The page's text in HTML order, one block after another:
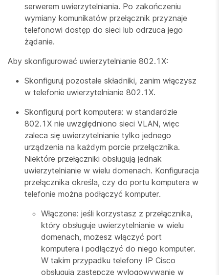
serwerem uwierzytelniania. Po zakończeniu
wymiany komunikatów przełącznik przyznaje
telefonowi dostęp do sieci lub odrzuca jego
żądanie.
Aby skonfigurować uwierzytelnianie 802.1X:
Skonfiguruj pozostałe składniki, zanim włączysz
w telefonie uwierzytelnianie 802.1X.
Skonfiguruj port komputera: w standardzie
802.1X nie uwzględniono sieci VLAN, więc
zaleca się uwierzytelnianie tylko jednego
urządzenia na każdym porcie przełącznika.
Niektóre przełączniki obsługują jednak
uwierzytelnianie w wielu domenach. Konfiguracja
przełącznika określa, czy do portu komputera w
telefonie można podłączyć komputer.
Włączone: jeśli korzystasz z przełącznika,
który obsługuje uwierzytelnianie w wielu
domenach, możesz włączyć port
komputera i podłączyć do niego komputer.
W takim przypadku telefony IP Cisco
obsługują zastępcze wylogowywanie w